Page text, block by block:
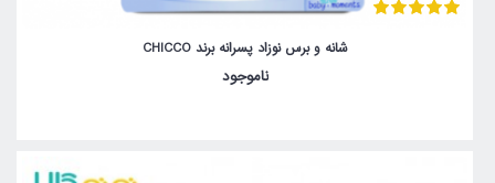
شانه و برس نوزاد پسرانه برند CHICCO
ناموجود